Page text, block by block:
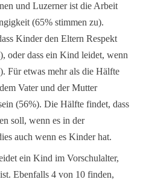
und Luzerner ist die Arbeit
(65% stimmen zu).
Kinder den Eltern Respekt
oder dass ein Kind leidet, wenn
Für etwas mehr als die Hälfte
Vater und der Mutter
(56%). Die Hälfte findet, dass
soll, wenn es in der
auch wenn es Kinder hat.
ein Kind im Vorschulalter,
Ebenfalls 4 von 10 finden,